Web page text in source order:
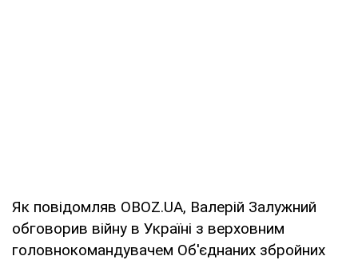
Як повідомляв OBOZ.UA, Валерій Залужний
обговорив війну в Україні з верховним
головнокомандувачем Об'єднаних збройних